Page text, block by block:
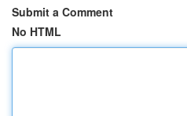
Submit a Comment
No HTML